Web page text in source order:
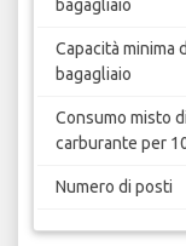
bagagliaio
Capacità minima
bagagliaio
Consumo misto di
carburante per
Numero di posti